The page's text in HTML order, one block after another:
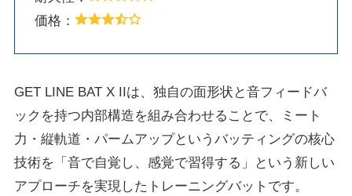
価格：
GET LINE BAT X IIは、独自の面形状と音フィードバ
ックを持つ内部構造を組み合わせることで、ミート
力・縦軌道・パームアップというバッティングの核心
技術を「音で自覚し、感覚で習得する」という新しい
アプローチを実現したトレーニングバットです。